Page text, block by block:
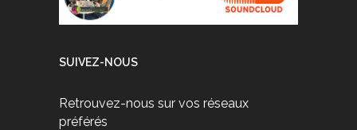
SUIVEZ-NOUS
Retrouvez-nous sur vos réseaux
préférés